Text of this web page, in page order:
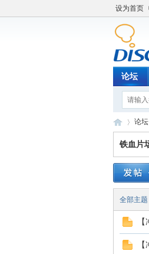
设为首页
论坛
»
论坛
铁血片
全部主题